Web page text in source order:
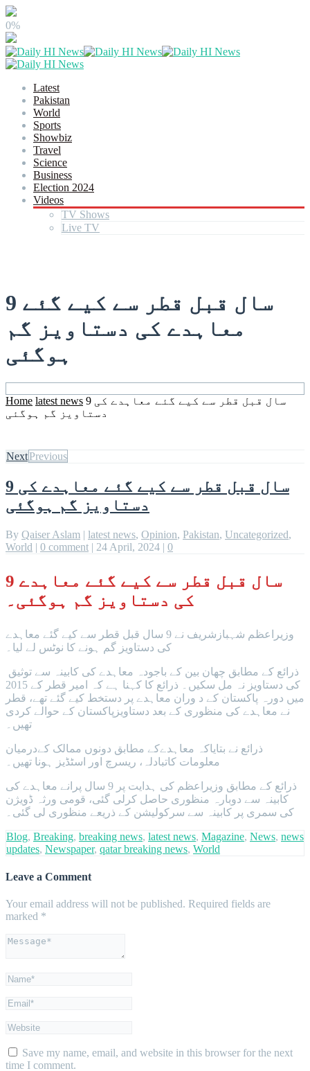
0%
Latest
Pakistan
World
Sports
Showbiz
Travel
Science
Business
Election 2024
Videos
TV Shows
Live TV
9 سال قبل قطر سے کیے گئے
معاہدے کی دستاویز گم
ہوگئی
Home latest news 9 سال قبل قطر سے کیے گئے معاہدے کی
دستاویز گم ہوگئی
NextPrevious
9 سال قبل قطر سے کیے گئے معاہدے کی
دستاویز گم ہوگئی
By Qaiser Aslam | latest news, Opinion, Pakistan, Uncategorized,
World | 0 comment | 24 April, 2024 | 0
9 سال قبل قطر سے کیے گئے معاہدے
کی دستاویز گم ہوگئی۔
وزیراعظم شہبازشریف نے 9 سال قبل قطر سے کیے گئے معاہدے
کی دستاویز گم ہونے کا نوٹس لے لیا۔
کی دستاویز نہ مل سکیں۔ ذرائع کا کہنا ہے کہ امیر قطر کے 2015
میں دورہ پاکستان کے د وران معاہدے پر دستخط کیے گئے تھے، قطر
نے معاہدے کی منظوری کے بعد دستاویزپاکستان کے حوالے کردی
تھیں۔
ذرائع نے بتایاکہ معاہدےکے مطابق دونوں ممالک کےدرمیان
معلومات کاتبادلہ، ریسرچ اور اسٹڈیز ہونا تھیں۔
ذرائع کے مطابق وزیراعظم کی ہدایت پر 9 سال پرانے معاہدے کی
کابینہ سے دوبارہ منظوری حاصل کرلی گئی، قومی ورثہ ڈویژن
کی سمری پر کابینہ سے سرکولیشن کے ذریعے منظوری لی گئی۔
Blog, Breaking, breaking news, latest news, Magazine, News, news
updates, Newspaper, qatar breaking news, World
Leave a Comment
Your email address will not be published. Required fields are
marked *
Save my name, email, and website in this browser for the next
time I comment.